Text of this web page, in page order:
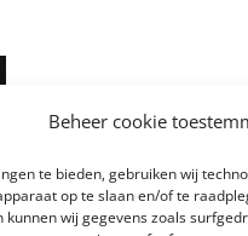
Beheer cookie
te bieden, gebruiken wij
op te slaan en/of te
kunnen wij gegevens zoals